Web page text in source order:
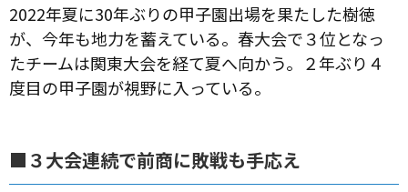
2022年夏に30年ぶりの甲子園出場を果たした樹徳
が、今年も地力を蓄えている。春大会で３位となっ
たチームは関東大会を経て夏へ向かう。２年ぶり４
度目の甲子園が視野に入っている。
■３大会連続で前商に敗戦も手応え